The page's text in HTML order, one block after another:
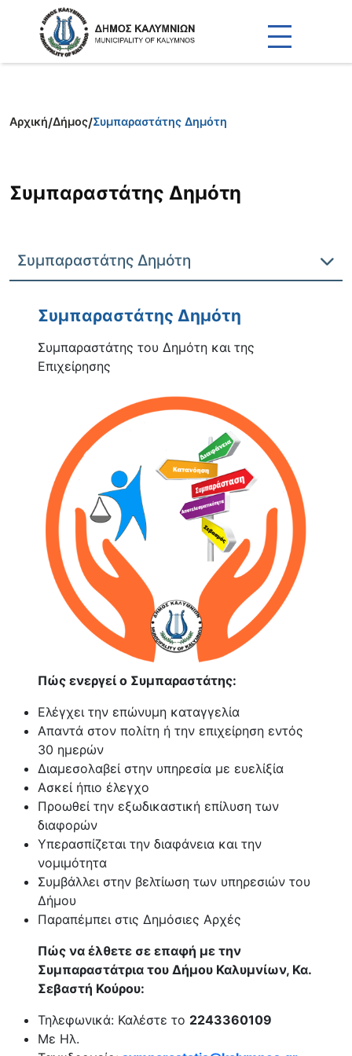
Αρχική/Δήμος/Συμπαραστάτης Δημότη
Συμπαραστάτης Δημότη
Συμπαραστάτης Δημότη
Συμπαραστάτης Δημότη
Συμπαραστάτης του Δημότη και της
Επιχείρησης
Πώς ενεργεί ο Συμπαραστάτης:
Ελέγχει την επώνυμη καταγγελία
Απαντά στον πολίτη ή την επιχείρηση εντός
30 ημερών
Διαμεσολαβεί στην υπηρεσία με ευελίξία
Ασκεί ήπιο έλεγχο
Προωθεί την εξωδικαστική επίλυση των
διαφορών
Υπερασπίζεται την διαφάνεια και την
νομιμότητα
Συμβάλλει στην βελτίωση των υπηρεσιών του
Δήμου
Παραπέμπει στις Δημόσιες Αρχές
Πώς να έλθετε σε επαφή με την
Συμπαραστάτρια του Δήμου Καλυμνίων, Κα.
Σεβαστή Κούρου:
Τηλεφωνικά: Καλέστε το 2243360109
Με Ηλ.